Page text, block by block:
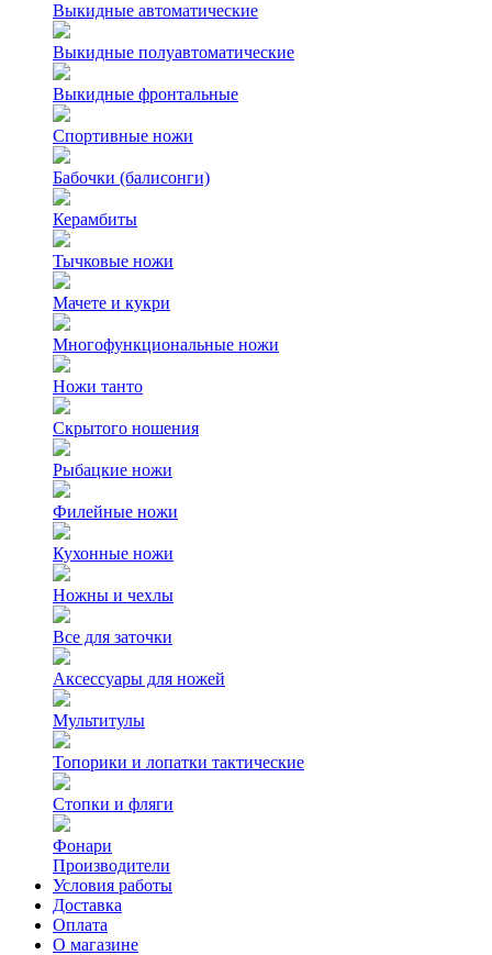
Выкидные автоматические
Выкидные полуавтоматические
Выкидные фронтальные
Спортивные ножи
Бабочки (балисонги)
Керамбиты
Тычковые ножи
Мачете и кукри
Многофункциональные ножи
Ножи танто
Скрытого ношения
Рыбацкие ножи
Филейные ножи
Кухонные ножи
Ножны и чехлы
Все для заточки
Аксессуары для ножей
Мультитулы
Топорики и лопатки тактические
Стопки и фляги
Фонари
Производители
Условия работы
Доставка
Оплата
О магазине